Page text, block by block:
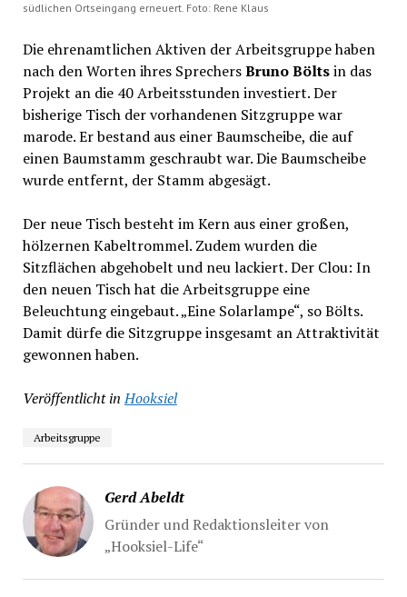
südlichen Ortseingang erneuert. Foto: Rene Klaus
Die ehrenamtlichen Aktiven der Arbeitsgruppe haben
nach den Worten ihres SprechersBruno Böltsin das
Projekt an die 40 Arbeitsstunden investiert. Der
bisherige Tisch der vorhandenen Sitzgruppe war
marode. Er bestand aus einer Baumscheibe, die auf
einen Baumstamm geschraubt war. Die Baumscheibe
wurde entfernt, der Stamm abgesägt.
Der neue Tisch besteht im Kern aus einer großen,
hölzernen Kabeltrommel. Zudem wurden die
Sitzflächen abgehobelt und neu lackiert. Der Clou: In
den neuen Tisch hat die Arbeitsgruppe eine
Beleuchtung eingebaut. „Eine Solarlampe“, so Bölts.
Damit dürfe die Sitzgruppe insgesamt an Attraktivität
gewonnen haben.
Veröffentlicht in Hooksiel
Arbeitsgruppe
Gerd Abeldt
Gründer und Redaktionsleiter von
„Hooksiel-Life“